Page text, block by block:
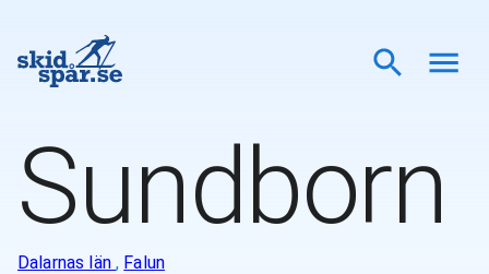
Sundborn
Dalarnas län , Falun